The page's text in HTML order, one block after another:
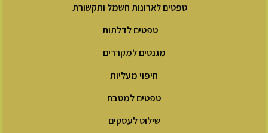
טפטים לארונות חשמל ותקשורת
טפטים לדלתות
מגנטים למקררים
חיפוי מעליות
טפטים למטבח
שילוט לעסקים